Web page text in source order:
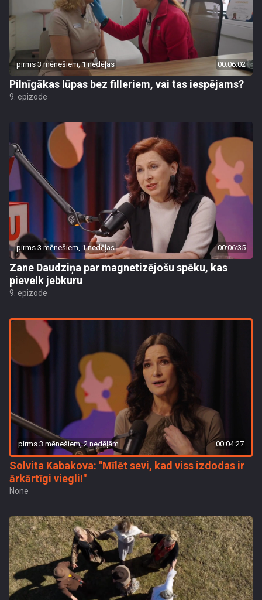
pirms 3 mēnešiem, 1 nedēļas 00:06:02
Pilnīgākas lūpas bez filleriem, vai tas iespējams?
9. epizode
pirms 3 mēnešiem, 1 nedēļas 00:06:35
Zane Daudziņa par magnetizējošu spēku, kas
pievelk jebkuru
9. epizode
pirms 3 mēnešiem, 2 nedēļām 00:04:27
Solvita Kabakova: "Mīlēt sevi, kad viss izdodas ir
ārkārtīgi viegli!"
None